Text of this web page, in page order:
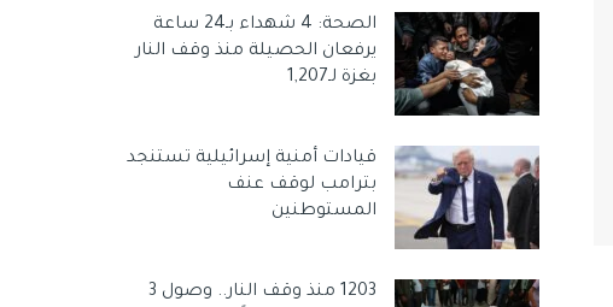
الصحة: 4 شهداء بـ24 ساعة
يرفعان الحصيلة منذ وقف النار
بغزة لـ1,207
قيادات أمنية إسرائيلية تستنجد
بترامب لوقف عنف
المستوطنين
1203 منذ وقف النار.. وصول 3